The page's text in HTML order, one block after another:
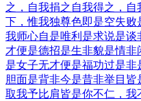
之，自我捐之 自我得之，自
下，惟我独尊色即是空失败
我师心自是唯利是求说是谈
才便是德招是生非貌是情非
是女子无才便是福功过是非
胆面是背非今是昔非举目皆
取我予比肩皆是你不仁，我